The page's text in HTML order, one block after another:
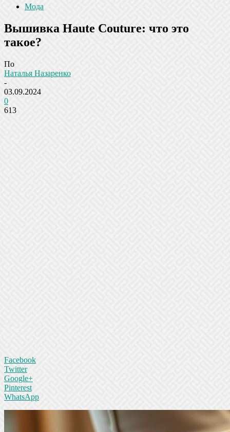
Мода
Вышивка Haute Couture: что это
такое?
По
Наталья Назаренко
-
03.09.2024
0
613
Facebook
Twitter
Google+
Pinterest
WhatsApp